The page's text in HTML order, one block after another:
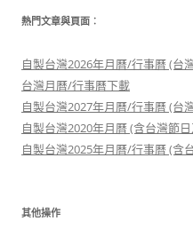
熱門文章與頁面︰
自製台灣2026年月曆/行事曆 (台
台灣月曆/行事曆下載
自製台灣2027年月曆/行事曆 (台
自製台灣2020年月曆 (含台灣節
自製台灣2025年月曆/行事曆 (含
其他操作